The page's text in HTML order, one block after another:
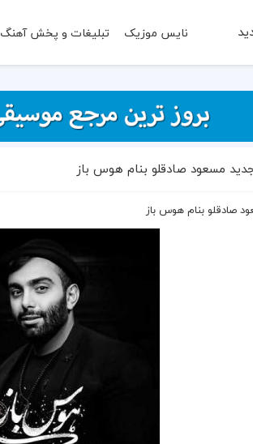
نایس موزیک تبلیغات و پخش آهنگ
مسعود صادقلو بنام هوس باز
صادقلو بنام هوس باز